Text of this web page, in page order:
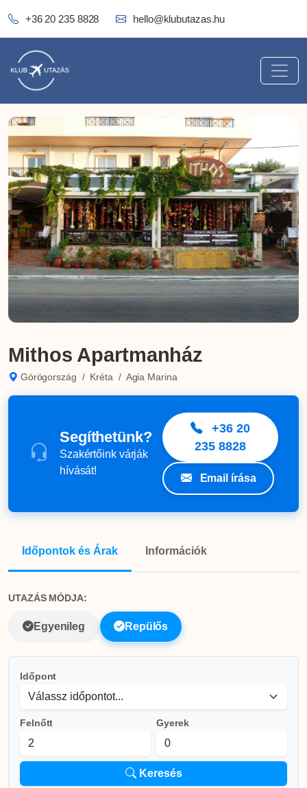
+36 20 235 8828 hello@klubutazas.hu
Mithos Apartmanház
Görögország / Kréta / Agia Marina
Segíthetünk?
Szakértőink várják
hívását!
+36 20
235 8828
Email írása
Időpontok és Árak Információk
UTAZÁS MÓDJA:
Egyenileg Repülős
Időpont
Felnőtt Gyerek
Keresés